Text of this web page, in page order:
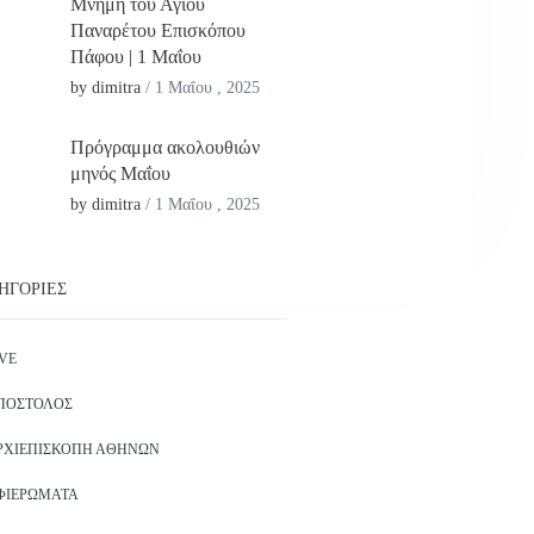
Μνήμη του Αγίου
Παναρέτου Επισκόπου
Πάφου | 1 Μαΐου
by dimitra / 1 Μαΐου , 2025
Πρόγραμμα ακολουθιών
μηνός Μαΐου
by dimitra / 1 Μαΐου , 2025
ΑΘΗΝΏΝ